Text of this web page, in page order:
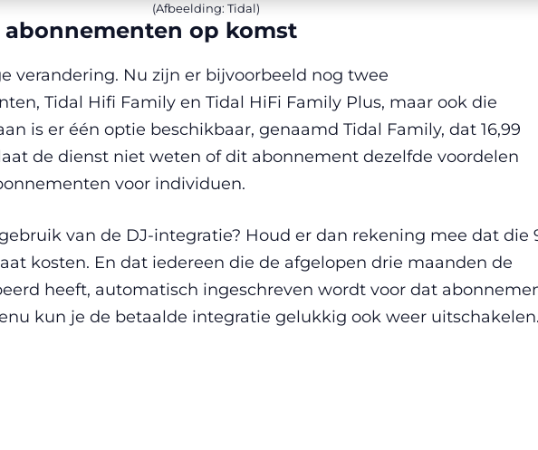
(Afbeelding: Tidal)
abonnementen op komst
verandering. Nu zijn er bijvoorbeeld nog twee
Tidal Hifi Family en Tidal HiFi Family Plus, maar ook die
is er één optie beschikbaar, genaamd Tidal Family, dat 16,99
de dienst niet weten of dit abonnement dezelfde voordelen
voor individuen.
van de DJ-integratie? Houd er dan rekening mee dat die
kosten. En dat iedereen die de afgelopen drie maanden de
heeft, automatisch ingeschreven wordt voor dat
kun je de betaalde integratie gelukkig ook weer